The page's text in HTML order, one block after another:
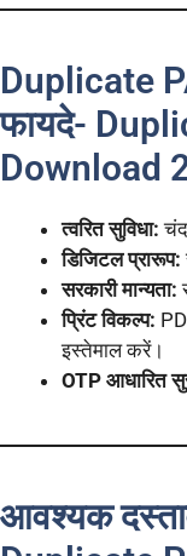
Duplicate
फायदे-
Download
त्वरित सुविधा: चंद
डिजिटल प्रारूप:
सरकारी मान्यता:
प्रिंट विकल्प:
इस्तेमाल करें।
OTP आधारित
आवश्यक